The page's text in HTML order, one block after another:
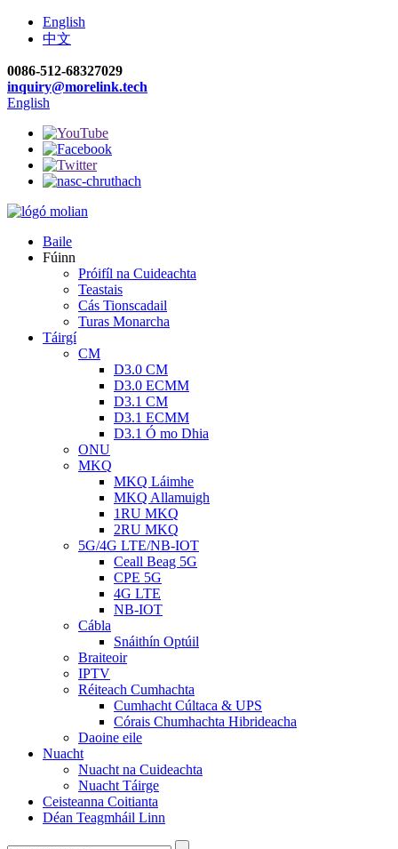
English
中文
0086-512-68327029
inquiry@morelink.tech
English
Baile
Fúinn
Próifíl na Cuideachta
Teastais
Cás Tionscadail
Turas Monarcha
Táirgí
CM
D3.0 CM
D3.0 ECMM
D3.1 CM
D3.1 ECMM
D3.1 Ó mo Dhia
ONU
MKQ
MKQ Láimhe
MKQ Allamuigh
1RU MKQ
2RU MKQ
5G/4G LTE/NB-IOT
Ceall Beag 5G
CPE 5G
4G LTE
NB-IOT
Cábla
Snáithín Optúil
Braiteoir
IPTV
Réiteach Cumhachta
Cumhacht Cúltaca & UPS
Córais Chumhachta Hibrideacha
Daoine eile
Nuacht
Nuacht na Cuideachta
Nuacht Táirge
Ceisteanna Coitianta
Déan Teagmháil Linn